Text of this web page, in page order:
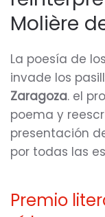
Molière
La poesía de
invade los
Zaragoza. el
poema y
presentación
por todas las
Premio